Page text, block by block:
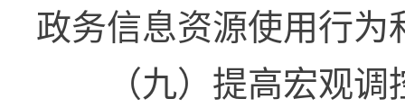
政务信息资源使用行
（九）提高宏观